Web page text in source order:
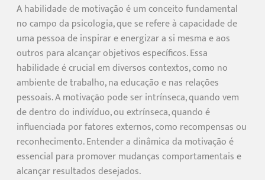
A habilidade de motivação é um conceito fundamental
no campo da psicologia, que se refere à capacidade de
uma pessoa de inspirar e energizar a si mesma e aos
outros para alcançar objetivos específicos. Essa
habilidade é crucial em diversos contextos, como no
ambiente de trabalho, na educação e nas relações
pessoais. A motivação pode ser intrínseca, quando vem
de dentro do indivíduo, ou extrínseca, quando é
influenciada por fatores externos, como recompensas ou
reconhecimento. Entender a dinâmica da motivação é
essencial para promover mudanças comportamentais e
alcançar resultados desejados.